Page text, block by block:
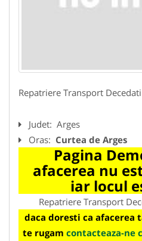
Repatriere Transport
Judet: Arges
Oras: Curtea de Arges
Pagina
afacerea nu
iar locul
Repatriere Transport
daca doresti ca afacerea
te rugam contacteaza-ne